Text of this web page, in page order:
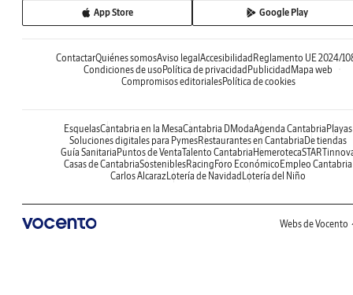
App Store Google Play
ContactarQuiénes somosAviso legalAccesibilidadReglamento UE 2024/
Condiciones de usoPolítica de privacidadPublicidadMapa web
Compromisos editorialesPolítica de cookies
EsquelasCantabria en la MesaCantabria DModaAgenda CantabriaPlayas
Soluciones digitales para PymesRestaurantes en CantabriaDe tiendas
Guía SanitariaPuntos de VentaTalento CantabriaHemeroteca
Casas de CantabriaSosteniblesRacingForo EconómicoEmpleo Cantabria
Carlos AlcarazLotería de NavidadLotería del Niño
Webs de Vocento